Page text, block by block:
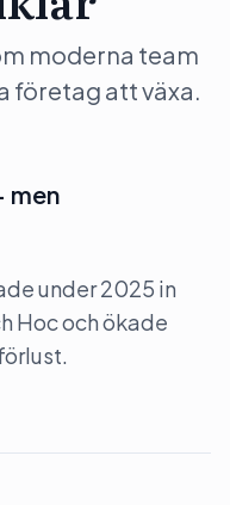
moderna team
företag att växa.
men
under 2025 in
Hoc och ökade